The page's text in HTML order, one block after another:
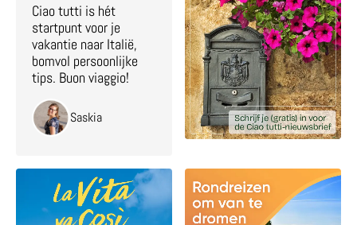
Ciao tutti is hét
startpunt voor je
vakantie naar Italië,
bomvol persoonlijke
tips. Buon viaggio!
Saskia